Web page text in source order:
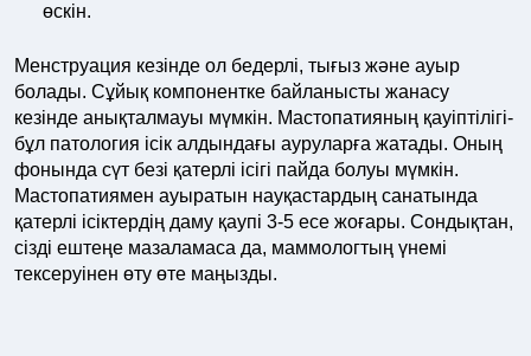
өскін.
Менструация кезінде ол бедерлі, тығыз және ауыр
болады. Сұйық компонентке байланысты жанасу
кезінде анықталмауы мүмкін. Мастопатияның қауіптілігі-
бұл патология ісік алдындағы ауруларға жатады. Оның
фонында сүт безі қатерлі ісігі пайда болуы мүмкін.
Мастопатиямен ауыратын науқастардың санатында
қатерлі ісіктердің даму қаупі 3-5 есе жоғары. Сондықтан,
сізді ештеңе мазаламаса да, маммологтың үнемі
тексеруінен өту өте маңызды.